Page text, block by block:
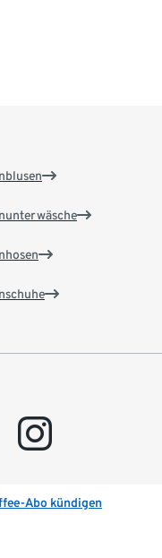
instagram
Abo kündigen